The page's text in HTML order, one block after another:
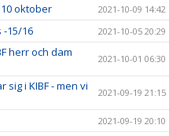
oktober 2021-10-09 14:42
15/16 2021-10-05 20:29
herr och dam
2021-10-01 06:30
i KIBF - men vi
2021-09-19 21:15
2021-09-19 20:10